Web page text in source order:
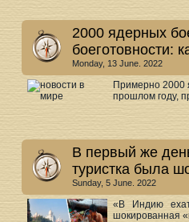
2000 ядерных
боеготовности:
Monday, 13 June. 2022
Примерно 2000
прошлом году,
В первый же
туристка была
Sunday, 5 June. 2022
«В Индию
шокированная